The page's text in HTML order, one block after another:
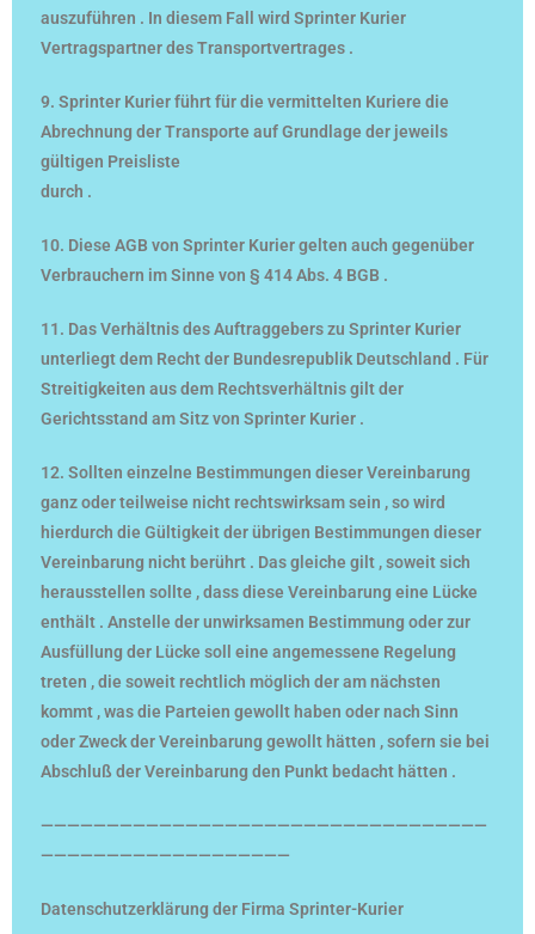
auszuführen . In diesem Fall wird Sprinter Kurier
Vertragspartner des Transportvertrages .
9. Sprinter Kurier führt für die vermittelten Kuriere die
Abrechnung der Transporte auf Grundlage der jeweils
gültigen Preisliste
durch .
10. Diese AGB von Sprinter Kurier gelten auch gegenüber
Verbrauchern im Sinne von § 414 Abs. 4 BGB .
11. Das Verhältnis des Auftraggebers zu Sprinter Kurier
unterliegt dem Recht der Bundesrepublik Deutschland . Für
Streitigkeiten aus dem Rechtsverhältnis gilt der
Gerichtsstand am Sitz von Sprinter Kurier .
12. Sollten einzelne Bestimmungen dieser Vereinbarung
ganz oder teilweise nicht rechtswirksam sein , so wird
hierdurch die Gültigkeit der übrigen Bestimmungen dieser
Vereinbarung nicht berührt . Das gleiche gilt , soweit sich
herausstellen sollte , dass diese Vereinbarung eine Lücke
enthält . Anstelle der unwirksamen Bestimmung oder zur
Ausfüllung der Lücke soll eine angemessene Regelung
treten , die soweit rechtlich möglich der am nächsten
kommt , was die Parteien gewollt haben oder nach Sinn
oder Zweck der Vereinbarung gewollt hätten , sofern sie bei
Abschluß der Vereinbarung den Punkt bedacht hätten .
——————————————————————————————————
———————————————————
Datenschutzerklärung der Firma Sprinter-Kurier